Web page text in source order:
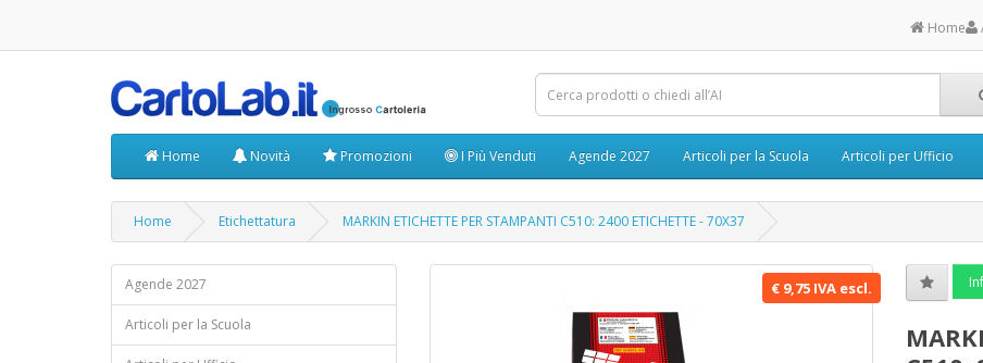
Home
Home Novità Promozioni I Più Venduti Agende 2027 Articoli per la Scuola Articoli per Ufficio
Home Etichettatura MARKIN ETICHETTE PER STAMPANTI C510: 2400 ETICHETTE - 70X37
Agende 2027
Articoli per la Scuola
€ 9,75 IVA escl.